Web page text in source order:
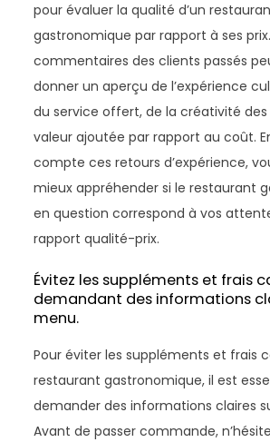
pour évaluer la qualité d’un
gastronomique par rapport à ses
commentaires des clients passés
donner un aperçu de l’expérience
du service offert, de la créativité
valeur ajoutée par rapport au coût.
compte ces retours d’expérience,
mieux appréhender si le restaurant
en question correspond à vos
rapport qualité-prix.
Évitez les suppléments et frais
demandant des informations
menu.
Pour éviter les suppléments et frais
restaurant gastronomique, il est
demander des informations claires
Avant de passer commande,